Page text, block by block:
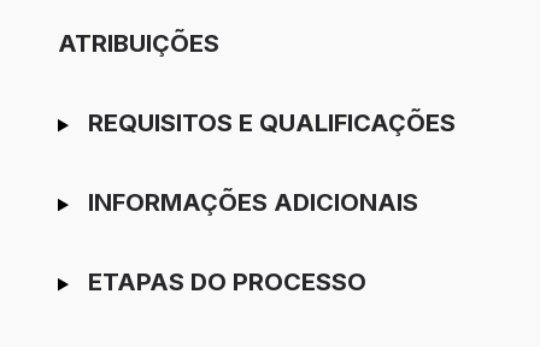
ATRIBUIÇÕES
REQUISITOS E QUALIFICAÇÕES
INFORMAÇÕES ADICIONAIS
ETAPAS DO PROCESSO